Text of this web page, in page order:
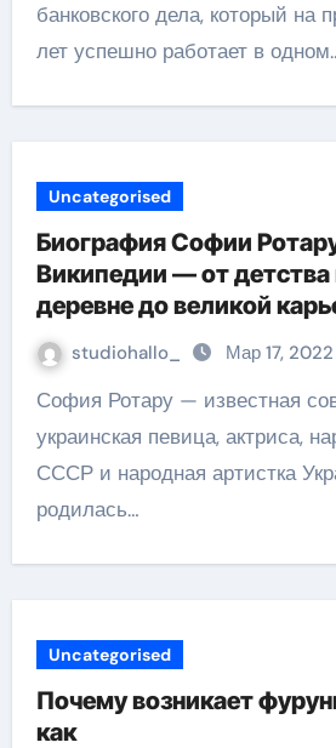
банковского дела, который на
лет успешно работает в
Uncategorised
Биография Софии
Википедии — от детства
деревне до великой
личной жизни
studiohallo_ Мар 17, 2022
София Ротару — известная советская и
украинская певица, актриса,
СССР и народная артистка
родилась…
Uncategorised
Почему возникает
как